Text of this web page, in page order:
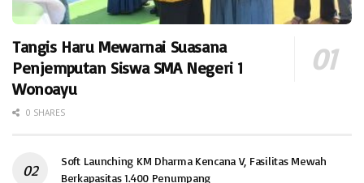
Tangis Haru Mewarnai Suasana
Penjemputan Siswa SMA Negeri 1
Wonoayu
0 SHARES
Soft Launching KM Dharma Kencana V, Fasilitas Mewah
Berkapasitas 1.400 Penumpang